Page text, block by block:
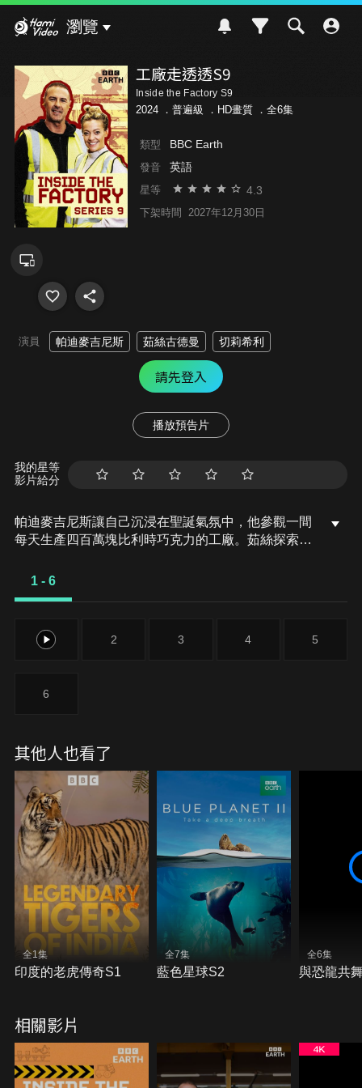
瀏覽
工廠走透透S9
Inside the Factory S9
2024 ． 普遍級 ．HD畫質 ．全6集
類型 BBC Earth
發音 英語
星等 4.3
下架時間 2027年12月30日
演員 帕迪麥吉尼斯 茹絲古德曼 切莉希利
請先登入
播放預告片
我的星等
影片給分
帕迪麥吉尼斯讓自己沉浸在聖誕氣氛中，他參觀一間
每天生產四百萬塊比利時巧克力的工廠。茹絲探索聖
用數學來裝飾一棵聖誕樹，然後參觀一間生產白巧克
1 - 6
1 2 3 4 5
6
其他人也看了
全1集
印度的老虎傳奇S1
全7集
藍色星球S2
全6集
與恐龍共
相關影片